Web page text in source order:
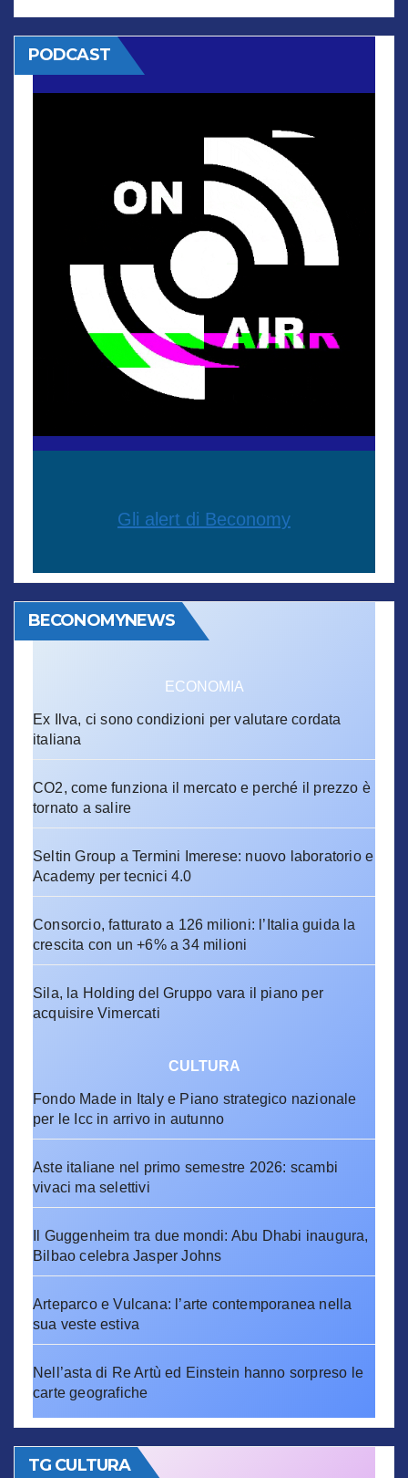
PODCAST
Gli alert di Beconomy
BECONOMYNEWS
ECONOMIA
Ex Ilva, ci sono condizioni per valutare cordata
italiana
CO2, come funziona il mercato e perché il prezzo è
tornato a salire
Seltin Group a Termini Imerese: nuovo laboratorio e
Academy per tecnici 4.0
Consorcio, fatturato a 126 milioni: l’Italia guida la
crescita con un +6% a 34 milioni
Sila, la Holding del Gruppo vara il piano per
acquisire Vimercati
CULTURA
Fondo Made in Italy e Piano strategico nazionale
per le Icc in arrivo in autunno
Aste italiane nel primo semestre 2026: scambi
vivaci ma selettivi
Il Guggenheim tra due mondi: Abu Dhabi inaugura,
Bilbao celebra Jasper Johns
Arteparco e Vulcana: l’arte contemporanea nella
sua veste estiva
Nell’asta di Re Artù ed Einstein hanno sorpreso le
carte geografiche
TG CULTURA